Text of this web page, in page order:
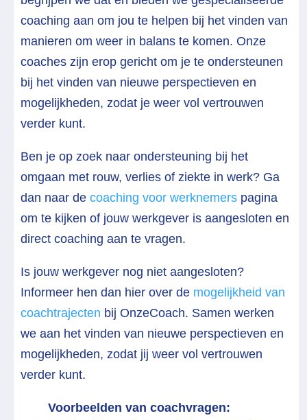
coaching aan om jou te helpen bij het vinden van
manieren om weer in balans te komen. Onze
coaches zijn erop gericht om je te ondersteunen
bij het vinden van nieuwe perspectieven en
mogelijkheden, zodat je weer vol vertrouwen
verder kunt.
Ben je op zoek naar ondersteuning bij het
omgaan met rouw, verlies of ziekte in werk? Ga
dan naar de coaching voor werknemerspagina
om te kijken of jouw werkgever is aangesloten en
direct coaching aan te vragen.
Is jouw werkgever nog niet aangesloten?
Informeer hen dan hier over de mogelijkheid van
coachtrajecten bij OnzeCoach. Samen werken
we aan het vinden van nieuwe perspectieven en
mogelijkheden, zodat jij weer vol vertrouwen
verder kunt.
Voorbeelden van coachvragen: